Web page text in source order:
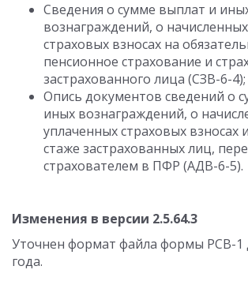
Сведения о сумме выплат и
вознаграждений, о
страховых взносах на
пенсионное страхование и
застрахованного лица (СЗВ-6-4);
Опись документов сведений о
иных вознаграждений, о
уплаченных страховых взносах
стаже застрахованных лиц,
страхователем в ПФР (АДВ-6-5).
Изменения в версии 2.5.64.3
Уточнен формат файла формы РСВ-1
года.